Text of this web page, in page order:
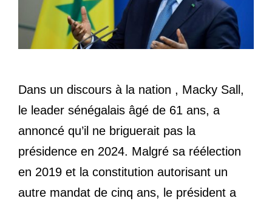
Dans un discours à la nation , Macky Sall,
le leader sénégalais âgé de 61 ans, a
annoncé qu’il ne briguerait pas la
présidence en 2024. Malgré sa réélection
en 2019 et la constitution autorisant un
autre mandat de cinq ans, le président a